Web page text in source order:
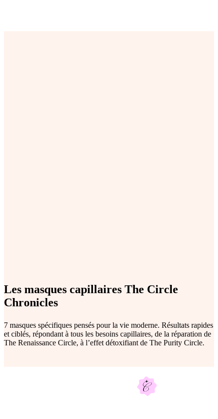
Les masques capillaires The Circle
Chronicles
7 masques spécifiques pensés pour la vie moderne. Résultats rapides
et ciblés, répondant à tous les besoins capillaires, de la réparation de
The Renaissance Circle, à l’effet détoxifiant de The Purity Circle.